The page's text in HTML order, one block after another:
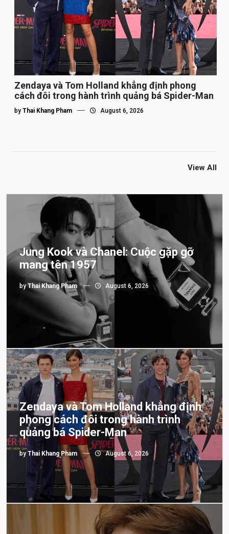
Zendaya và Tom Holland khẳng định phong
cách đôi trong hành trình quảng bá Spider-Man
by Thai Khang Pham August 6, 2026
View All
Jung Kook và Chanel: Cuộc gặp gỡ
mang tên 1957
byThai Khang Pham August 6, 2026
Zendaya và Tom Holland khẳng định
phong cách đôi trong hành trình
quảng bá Spider-Man
by Thai Khang Pham August 6, 2026